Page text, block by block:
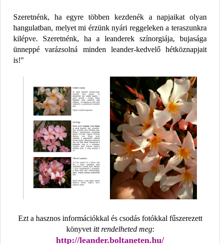
Szeretnénk, ha egyre többen kezdenék a napjaikat olyan
hangulatban, melyet mi érzünk nyári reggeleken a teraszunkra
kilépve. Szeretnénk, ha a leanderek színorgiája, bujasága
ünneppé varázsolná minden leander-kedvelő hétköznapjait
is!"
Ezt a hasznos információkkal és csodás fotókkal fűszerezett
könyvetitt rendelheted meg:
http://leander.boltaneten.hu/